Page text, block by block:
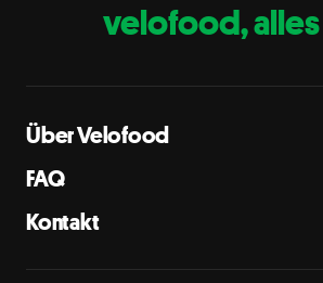
Paranüsse, Pistazien, Macadamianüsse
velofood,
Über Velofood
FAQ
Kontakt